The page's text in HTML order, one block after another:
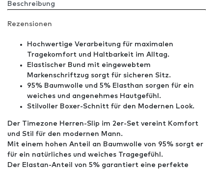
Beschreibung
Rezensionen
Hochwertige Verarbeitung für maximalen
Tragekomfort und Haltbarkeit im Alltag.
Elastischer Bund mit eingewebtem
Markenschriftzug sorgt für sicheren Sitz.
95% Baumwolle und 5% Elasthan sorgen für ein
weiches und angenehmes Hautgefühl.
Stilvoller Boxer-Schnitt für den Modernen Look.
Der Timezone Herren-Slip im 2er-Set vereint Komfort
und Stil für den modernen Mann.
Mit einem hohen Anteil an Baumwolle von 95% sorgt er
für ein natürliches und weiches Tragegefühl.
Der Elastan-Anteil von 5% garantiert eine perfekte